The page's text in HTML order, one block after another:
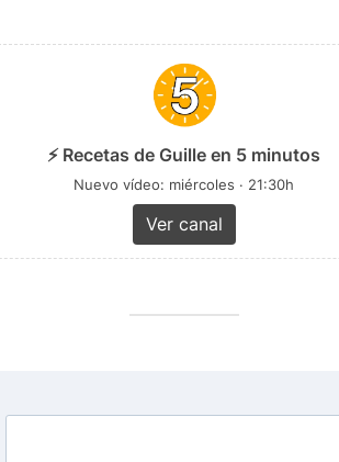
⚡ Recetas de Guille en 5 minutos
Nuevo vídeo: miércoles · 21:30h
Ver canal